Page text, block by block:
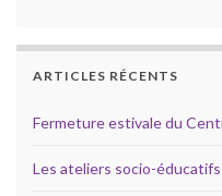
ARTICLES RÉCENTS
Fermeture estivale du
Les ateliers socio-